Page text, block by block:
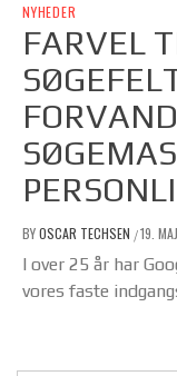
NYHEDER
FARVEL
BYOSCAR TECHSEN /19.
I over 25 år har
vores faste